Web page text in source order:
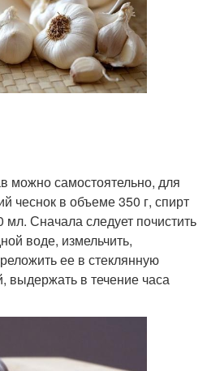
можно самостоятельно, для
чеснок в объеме 350 г, спирт
Сначала следует почистить
воде, измельчить,
ее в стеклянную
в течение часа